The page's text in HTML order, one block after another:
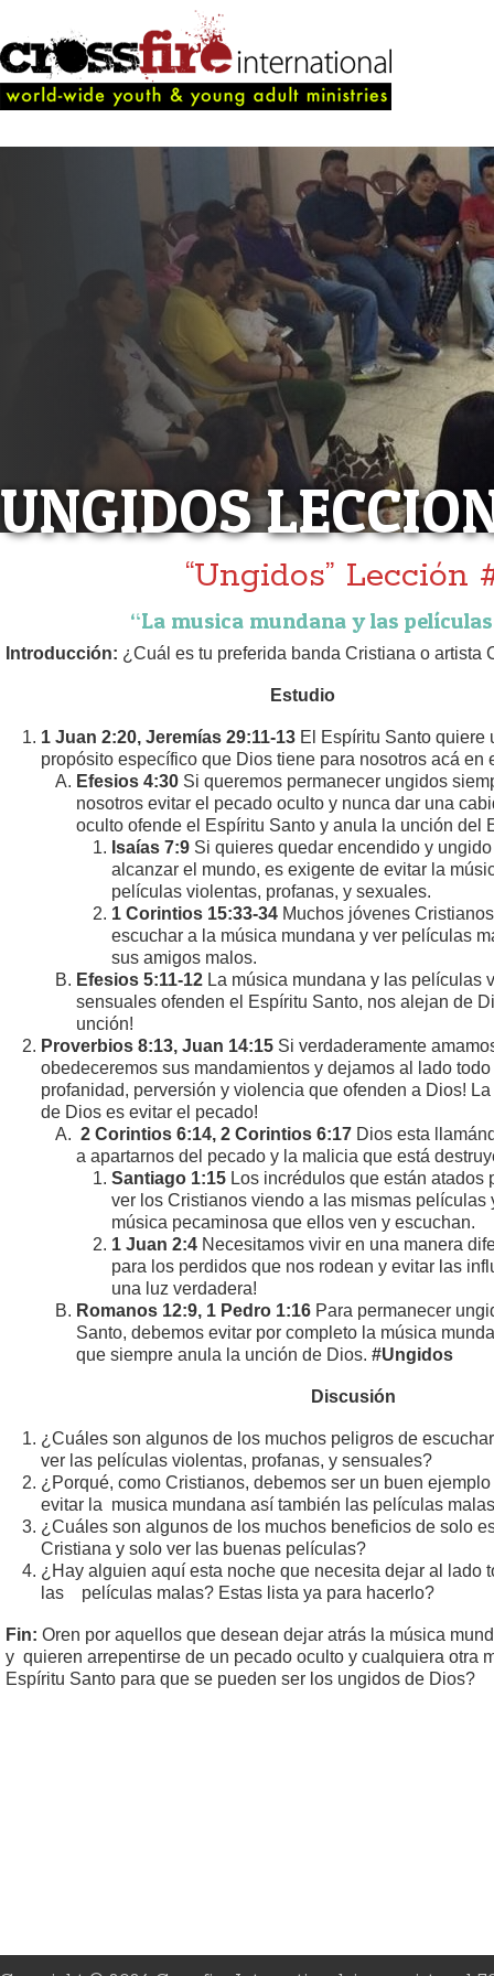
UNGIDOS
“Ungidos” Lección
“La musica mundana y las
Introducción: ¿Cuál es tu preferida banda Cristiana o artista
Estudio
1 Juan 2:20, Jeremías 29:11-13 El Espíritu Santo quiere
propósito específico que Dios tiene para nosotros acá en
Efesios 4:30 Si queremos permanecer ungidos
nosotros evitar el pecado oculto y nunca dar una
oculto ofende el Espíritu Santo y anula la unción del
Isaías 7:9 Si quieres quedar encendido y
alcanzar el mundo, es exigente de evitar la
películas violentas, profanas, y sexuales.
1 Corintios 15:33-34 Muchos jóvenes
escuchar a la música mundana y ver películas
sus amigos malos.
Efesios 5:11-12 La música mundana y las películas
sensuales ofenden el Espíritu Santo, nos alejan de
unción!
Proverbios 8:13, Juan 14:15 Si verdaderamente
obedeceremos sus mandamientos y dejamos al lado
profanidad, perversión y violencia que ofenden a Dios!
de Dios es evitar el pecado!
2 Corintios 6:14, 2 Corintios 6:17 Dios esta
a apartarnos del pecado y la malicia que está
Santiago 1:15 Los incrédulos que están atados
ver los Cristianos viendo a las mismas películas
música pecaminosa que ellos ven y escuchan.
1 Juan 2:4 Necesitamos vivir en una manera
para los perdidos que nos rodean y evitar las
una luz verdadera!
Romanos 12:9, 1 Pedro 1:16 Para permanecer
Santo, debemos evitar por completo la música
que siempre anula la unción de Dios. #Ungidos
Discusión
¿Cuáles son algunos de los muchos peligros de
ver las películas violentas, profanas, y sensuales?
¿Porqué, como Cristianos, debemos ser un buen
evitar la musica mundana así también las películas
¿Cuáles son algunos de los muchos beneficios de solo
Cristiana y solo ver las buenas películas?
¿Hay alguien aquí esta noche que necesita dejar al lado
las películas malas? Estas lista ya para hacerlo?
Fin: Oren por aquellos que desean dejar atrás la música
y quieren arrepentirse de un pecado oculto y cualquiera otra
Espíritu Santo para que se pueden ser los ungidos de Dios?